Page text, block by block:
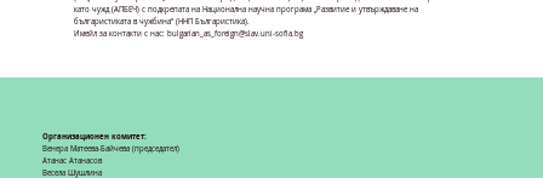
като чужд(АПБЕЧ) с подкрепата на Национална научна програма „Развитие и утвърждаване на
българистиката в чужбина“ (ННП Българистика).
Имейл за контакти с нас: bulgarian_as_foreign@slav.uni-sofia.bg
Организационен комитет:
Венера Матеева-Байчева (председател)
Атанас Атанасов
Весела Шушлина